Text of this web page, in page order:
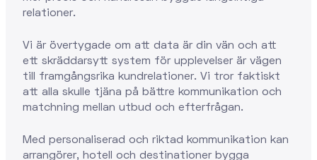
relationer.
Vi är övertygade om att data är din vän och att
ett skräddarsytt system för upplevelser är vägen
till framgångsrika kundrelationer. Vi tror faktiskt
att alla skulle tjäna på bättre kommunikation och
matchning mellan utbud och efterfrågan.
Med personaliserad och riktad kommunikation kan
arrangörer, hotell och destinationer bygga